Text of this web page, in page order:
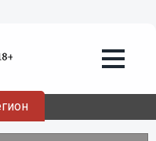
зарегистрировано